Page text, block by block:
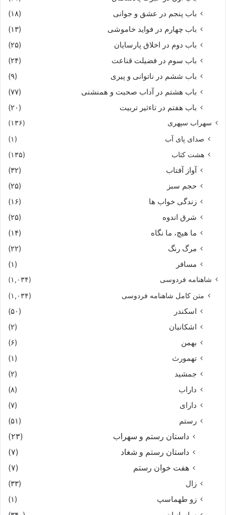
باب پنجم در عشق و جوانى
(۱۸)
باب چهارم در فواید خاموشى
(۱۳)
باب دوم در اخلاق پارسایان
(۲۵)
باب سوم در فضیلت قناعت
(۲۴)
باب ششم در ناتوانى و پیرى
(۹)
باب هشتم در آداب صحبت و همنشنى
(۷۷)
باب هفتم در تاءثیر تربیت
(۲۰)
سهراب سپهری (۱۳۶)
صدای پای آب
(۱)
هشت کتاب
(۱۳۵)
آواز آفتاب
(۳۲)
حجم سبز
(۲۵)
زندگی خواب ها
(۱۶)
شرق اندوه
(۲۵)
ما هیچ، ما نگاه
(۱۴)
مرگ رنگ
(۲۲)
مسافر
(۱)
شاهنامه فردوسی (۱,۰۳۴)
متن کامل شاهنامه فردوسی (۱,۰۳۴)
اسکندر
(۵۰)
اشکانیان
(۲)
بهمن
(۶)
تهمورث
(۱)
جمشید
(۲)
داراب
(۸)
دارای
(۷)
رستم
(۵۱)
داستان رستم و سهراب
(۲۳)
داستان رستم و شغاد
(۷)
هفت خوان رستم‏
(۷)
زال
(۳۳)
زو طهماسپ‏
(۱)